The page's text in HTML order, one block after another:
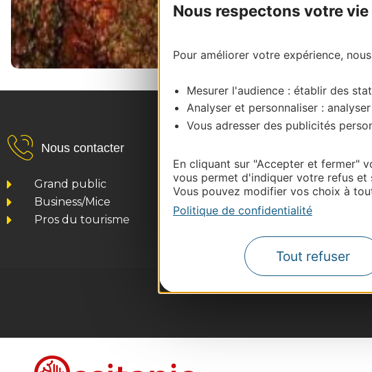
Nous respectons votre vie
Pour améliorer votre expérience,
Mesurer l'audience : établir des
Analyser et personnaliser :
Vous adresser des publicités
En cliquant sur "Accepter et fermer"
vous permet d'indiquer votre refus et
Vous pouvez modifier vos choix à
Politique de confidentialité
Tout refuser
Nous contacter
Grand public
Business/Mice
Pros du tourisme